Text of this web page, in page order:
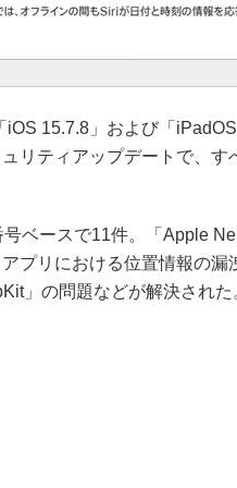
15.7.8」および「
リティアップデートで、す
ベースで11件。「Apple
プリにおける位置情報の漏
」の問題などが解決された